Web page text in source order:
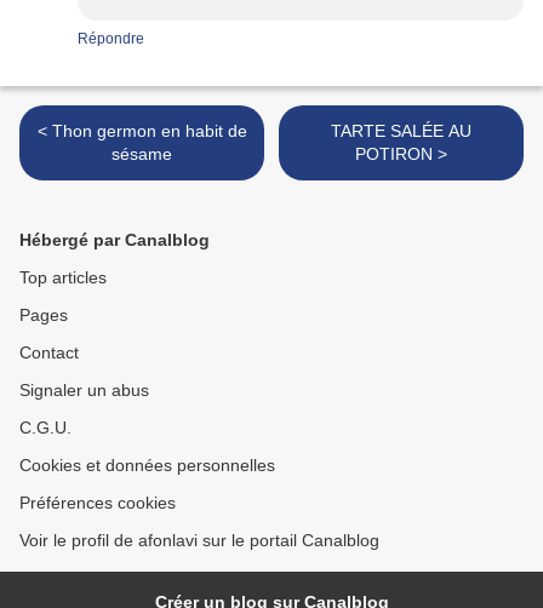
Répondre
< Thon germon en habit de
sésame
TARTE SALÉE AU
POTIRON >
Hébergé par Canalblog
Top articles
Pages
Contact
Signaler un abus
C.G.U.
Cookies et données personnelles
Préférences cookies
Voir le profil de afonlavi sur le portail Canalblog
Créer un blog sur Canalblog